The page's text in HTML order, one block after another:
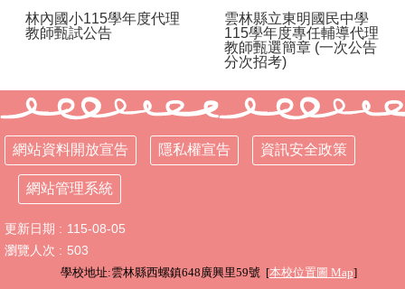
課
程
校
務
E
化
學
校
相
關
林內國小115學年度代理
教師甄試公告
雲林縣立東明國民中學
115學年度專任輔導代理
教師甄選簡章 (一次公告
分次招考)
網站資料開放宣告 隱私權宣告 資訊安全政策
網站管理系統
更新日期
115-08-05
瀏覽人次
503
學校地址:雲林縣西螺鎮648廣興里59號 [本校位置圖 Map]